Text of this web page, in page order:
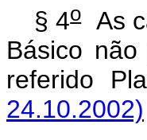
§ 4oAs
Básico
24.10.2002)